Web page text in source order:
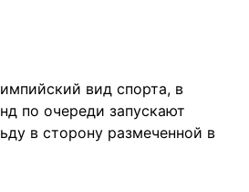
вид спорта, в
по очереди запускают
в сторону размеченной в